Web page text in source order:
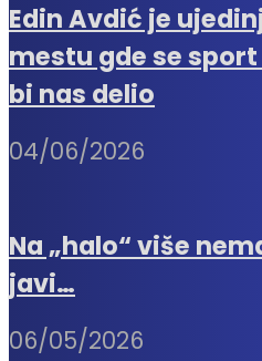
Edin Avdić je
mestu gde se
bi nas delio
04/06/2026
Na „halo“ više
javi…
06/05/2026